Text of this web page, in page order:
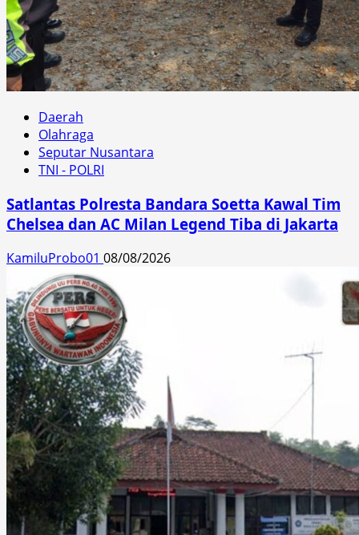
Daerah
Olahraga
Seputar Nusantara
TNI - POLRI
Satlantas Polresta Bandara Soetta Kawal Tim
Chelsea dan AC Milan Legend Tiba di Jakarta
KamiluProbo01 08/08/2026